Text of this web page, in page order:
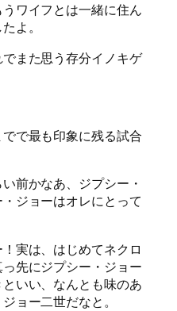
ワイフとは一緒に住ん
よ。
また思う存分イノキゲ
で最も印象に残る試合
前かなあ、ジプシー・
ジョーはオレにとって
実は、はじめてネクロ
先にジプシー・ジョー
いい、なんとも味のあ
ョー二世だなと。